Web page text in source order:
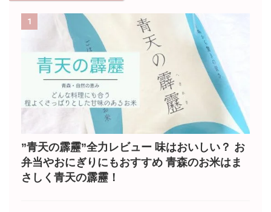
1
”青天の霹靂”全力レビュー 味はおいしい？ お
弁当やおにぎりにもおすすめ 青森のお米はま
さしく青天の霹靂！